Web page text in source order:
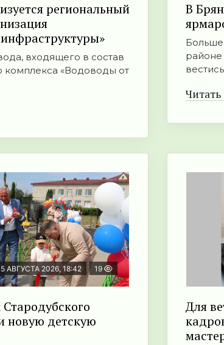
региональный
входящего в состав
комплекса «Водоводы от
В
районе
5 АВГУСТА 2026, 18:42 19
новую детскую
Для